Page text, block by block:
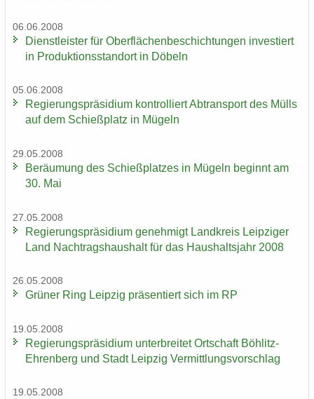
06.06.2008
Dienst­leis­ter für Ober­flä­chen­be­schich­tun­gen in­ves­tiert
in Pro­duk­ti­ons­stand­ort in Dö­beln
05.06.2008
Re­gie­rungs­prä­si­di­um kon­trol­liert Ab­trans­port des Mülls
auf dem Schieß­platz in Mü­geln
29.05.2008
Be­räu­mung des Schieß­plat­zes in Mü­geln be­ginnt am
30. Mai
27.05.2008
Re­gie­rungs­prä­si­di­um ge­neh­migt Land­kreis Leip­zi­ger
Land Nach­trags­haus­halt für das Haus­halts­jahr 2008
26.05.2008
Grü­ner Ring Leip­zig prä­sen­tiert sich im RP
19.05.2008
Re­gie­rungs­prä­si­di­um un­ter­brei­tet Ort­schaft Böhlitz-​
Ehrenberg und Stadt Leip­zig Ver­mitt­lungs­vor­schlag
19.05.2008